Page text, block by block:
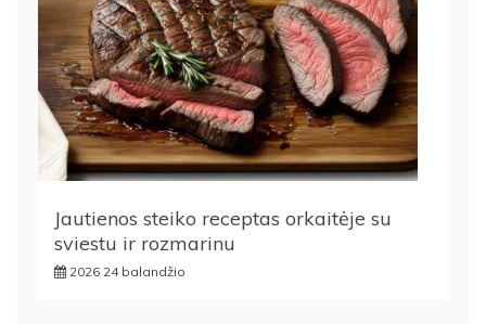
Jautienos steiko receptas orkaitėje su
sviestu ir rozmarinu
2026 24 balandžio